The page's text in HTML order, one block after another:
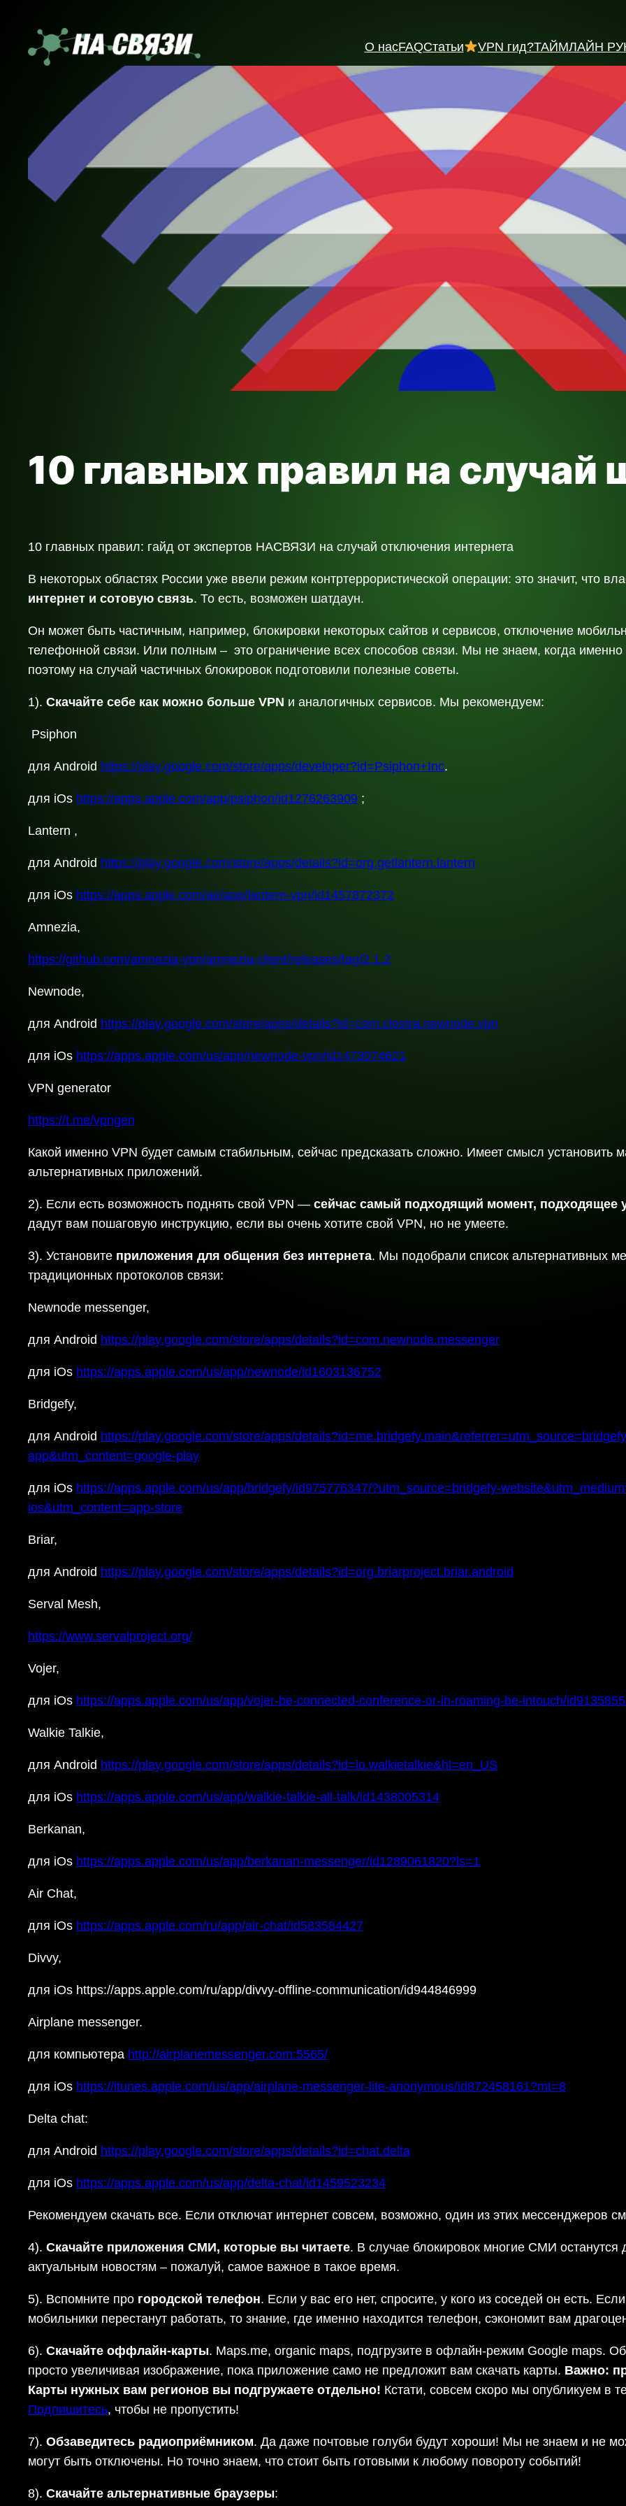
содержимому
О насFAQСтатьи VPN гид?ТАЙМЛАЙН
10 главных правил на случай
10 главных правил: гайд от экспертов НАСВЯЗИ на случай отключения интернета
В некоторых областях России уже ввели режим контртеррористической операции: это значит, что
интернет и сотовую связь. То есть, возможен шатдаун.
Он может быть частичным, например, блокировки некоторых сайтов и сервисов, отключение
телефонной связи. Или полным – это ограничение всех способов связи. Мы не знаем, когда
поэтому на случай частичных блокировок подготовили полезные советы.
1). Скачайте себе как можно больше VPN и аналогичных сервисов. Мы рекомендуем:
Psiphon
для Android https://play.google.com/store/apps/developer?id=Psiphon+Inc.
для iOs https://apps.apple.com/app/psiphon/id1276263909 ;
Lantern ,
для Android https://play.google.com/store/apps/details?id=org.getlantern.lantern
для iOs https://apps.apple.com/ae/app/lantern-vpn/id1457872372
Amnezia,
https://github.com/amnezia-vpn/amnezia-client/releases/tag/2.1.2
Newnode,
для Android https://play.google.com/store/apps/details?id=com.clostra.newnode.vpn
для iOs https://apps.apple.com/us/app/newnode-vpn/id1473074621
VPN generator
https://t.me/vpngen
Какой именно VPN будет самым стабильным, сейчас предсказать сложно. Имеет смысл установить
альтернативных приложений.
2). Если есть возможность поднять свой VPN — сейчас самый подходящий момент, подходящее
дадут вам пошаговую инструкцию, если вы очень хотите свой VPN, но не умеете.
3). Установите приложения для общения без интернета. Мы подобрали список альтернативных
традиционных протоколов связи:
Newnode messenger,
для Android https://play.google.com/store/apps/details?id=com.newnode.messenger
для iOs https://apps.apple.com/us/app/newnode/id1603136752
Bridgefy,
для Android https://play.google.com/store/apps/
app&utm_content=google-play
для iOs https://apps.apple.com/us/app/bridgefy/id975776347/?utm_source=bridgefy-
ios&utm_content=app-store
Briar,
для Android https://play.google.com/store/apps/details?id=org.briarproject.briar.android
Serval Mesh,
https://www.servalproject.org/
Vojer,
для iOs https://apps.apple.com/us/app/vojer-be-connected-conference-or-in-roaming-be-intouch/
Walkie Talkie,
для Android https://play.google.com/store/apps/details?id=io.walkietalkie&hl=en_US
для iOs https://apps.apple.com/us/app/walkie-talkie-all-talk/id1438005314
Berkanan,
для iOs https://apps.apple.com/us/app/berkanan-messenger/id1289061820?ls=1
Air Chat,
для iOs https://apps.apple.com/ru/app/air-chat/id583584427
Divvy,
для iOs https://apps.apple.com/ru/app/divvy-offline-communication/id944846999
Airplane messenger.
для компьютера http://airplanemessenger.com:5565/
для iOs https://itunes.apple.com/us/app/airplane-messenger-lite-anonymous/id872458161?mt=8
Delta chat:
для Android https://play.google.com/store/apps/details?id=chat.delta
для iOs https://apps.apple.com/us/app/delta-chat/id1459523234
Рекомендуем скачать все. Если отключат интернет совсем, возможно, один из этих мессенджеров
4). Скачайте приложения СМИ, которые вы читаете. В случае блокировок многие СМИ
актуальным новостям – пожалуй, самое важное в такое время.
5). Вспомните про городской телефон. Если у вас его нет, спросите, у кого из соседей он есть.
мобильники перестанут работать, то знание, где именно находится телефон, сэкономит вам
6). Скачайте оффлайн-карты. Maps.me, organic maps, подгрузите в офлайн-режим Google maps.
просто увеличивая изображение, пока приложение само не предложит вам скачать карты. Важно:
Карты нужных вам регионов вы подгружаете отдельно! Кстати, совсем скоро мы опубликуем в
Подпишитесь, чтобы не пропустить!
7). Обзаведитесь радиоприёмником. Да даже почтовые голуби будут хороши! Мы не знаем и не
могут быть отключены. Но точно знаем, что стоит быть готовыми к любому повороту событий!
8). Скачайте альтернативные браузеры: